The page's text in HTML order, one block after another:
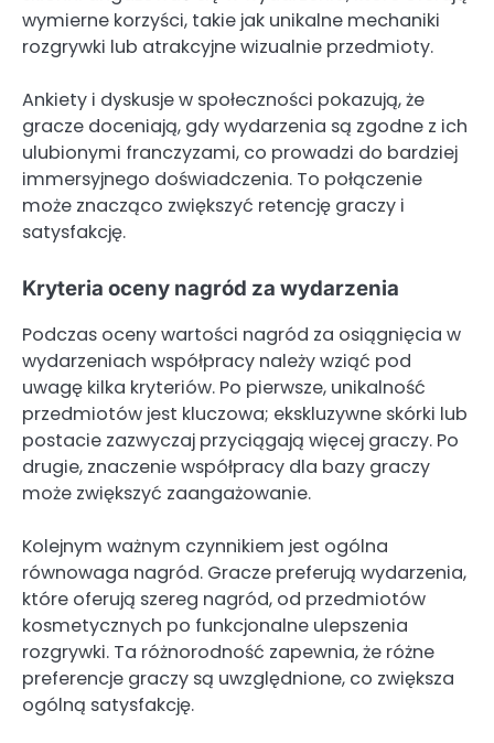
wymierne korzyści, takie jak unikalne mechaniki
rozgrywki lub atrakcyjne wizualnie przedmioty.
Ankiety i dyskusje w społeczności pokazują, że
gracze doceniają, gdy wydarzenia są zgodne z ich
ulubionymi franczyzami, co prowadzi do bardziej
immersyjnego doświadczenia. To połączenie
może znacząco zwiększyć retencję graczy i
satysfakcję.
Kryteria oceny nagród za wydarzenia
Podczas oceny wartości nagród za osiągnięcia w
wydarzeniach współpracy należy wziąć pod
uwagę kilka kryteriów. Po pierwsze, unikalność
przedmiotów jest kluczowa; ekskluzywne skórki lub
postacie zazwyczaj przyciągają więcej graczy. Po
drugie, znaczenie współpracy dla bazy graczy
może zwiększyć zaangażowanie.
Kolejnym ważnym czynnikiem jest ogólna
równowaga nagród. Gracze preferują wydarzenia,
które oferują szereg nagród, od przedmiotów
kosmetycznych po funkcjonalne ulepszenia
rozgrywki. Ta różnorodność zapewnia, że różne
preferencje graczy są uwzględnione, co zwiększa
ogólną satysfakcję.